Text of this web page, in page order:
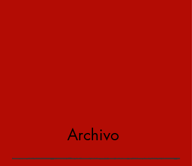
Archivo